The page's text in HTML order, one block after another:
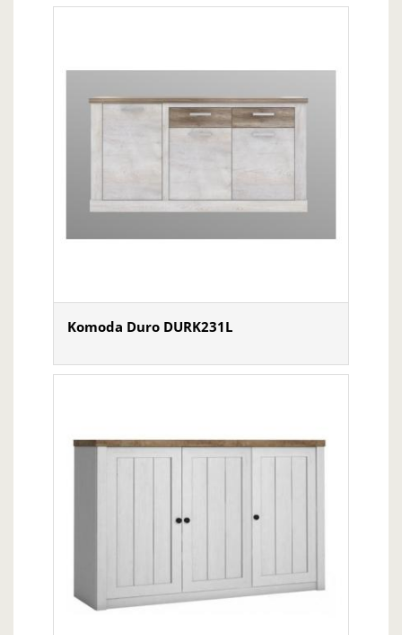
Komoda Duro DURK231L